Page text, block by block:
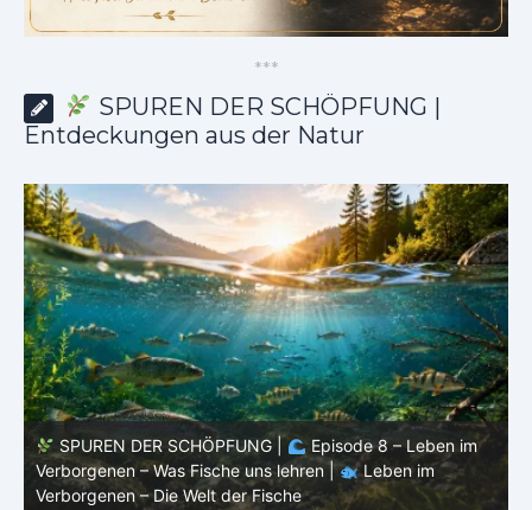
***
SPUREN DER SCHÖPFUNG |
Entdeckungen aus der Natur
SPUREN DER SCHÖPFUNG |
Episode 8 – Leben im
Verborgenen – Was Fische uns lehren |
Leben im
Verborgenen – Die Welt der Fische